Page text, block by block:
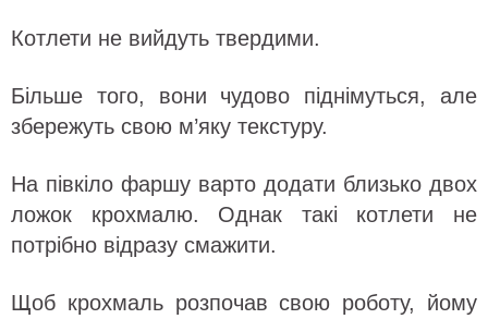
Котлети не вийдуть твердими.
Більше того, вони чудово піднімуться, але
збережуть свою м’яку текстуру.
На півкіло фаршу варто додати близько двох
ложок крохмалю. Однак такі котлети не
потрібно відразу смажити.
Щоб крохмаль розпочав свою роботу, йому